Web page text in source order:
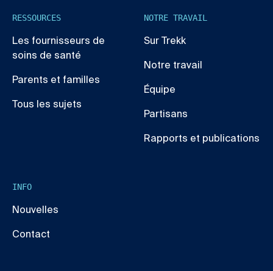
RESSOURCES
Les fournisseurs de
soins de santé
Parents et familles
Tous les sujets
NOTRE TRAVAIL
Sur Trekk
Notre travail
Équipe
Partisans
Rapports et publications
INFO
Nouvelles
Contact